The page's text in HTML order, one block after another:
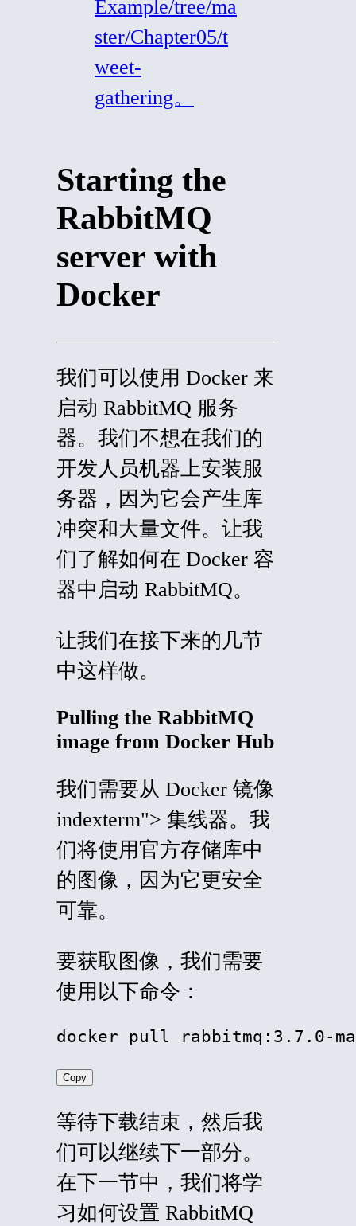
Example/tree/ma
ster/Chapter05/t
weet-
gathering。
Starting the
RabbitMQ
server with
Docker
我们可以使用 Docker 来
启动 RabbitMQ 服务
器。我们不想在我们的
开发人员机器上安装服
务器，因为它会产生库
冲突和大量文件。让我
们了解如何在 Docker 容
器中启动 RabbitMQ。
让我们在接下来的几节
中这样做。
Pulling the RabbitMQ
image from Docker Hub
我们需要从 Docker 镜像
indexterm"> 集线器。我
们将使用官方存储库中
的图像，因为它更安全
可靠。
要获取图像，我们需要
使用以下命令：
docker pull rabbitmq:3.7.0-
Copy
等待下载结束，然后我
们可以继续下一部分。
在下一节中，我们将学
习如何设置 RabbitMQ